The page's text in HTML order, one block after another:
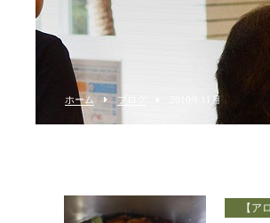
ホーム ブログ 2010年11月
【ア